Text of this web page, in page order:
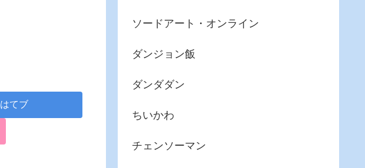
はてブ
ソードアート・オンライン
ダンジョン飯
ダンダダン
ちいかわ
チェンソーマン